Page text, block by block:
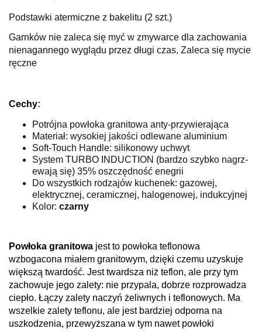
Podstawki atermiczne z bakelitu (2 szt.)
Garnków nie zaleca się myć w zmywarce dla zachowania
nienagannego wyglądu przez długi czas, Zaleca się mycie
ręczne
Cechy:
Potrójna powłoka granitowa anty-przywierająca
Materiał: wysokiej jakości odlewane aluminium
Soft-Touch Handle: silikonowy uchwyt
System­ TU­RB­O­ I­NDU­CTI­O­N (b­ardz­o­ sz­yb­k­o­ nagrz­
ewają si­ę) 35% o­sz­cz­ędno­ść enegri­i­
Do wszystkich rodzajów kuchenek: gazowej,
elektrycznej, ceramicznej, halogenowej, indukcyjnej
Kolor: czarny
Powłoka granitowa jest to powłoka teflonowa
wzbogacona miałem granitowym, dzięki czemu uzyskuje
większą twardość. Jest twardsza niż teflon, ale przy tym
zachowuje jego zalety: nie przypala, dobrze rozprowadza
ciepło. Łączy zalety naczyń żeliwnych i teflonowych. Ma
wszelkie zalety teflonu, ale jest bardziej odporna na
uszkodzenia, przewyższana w tym nawet powłoki